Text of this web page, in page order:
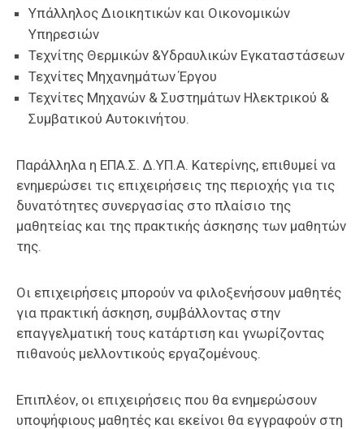
Υπάλληλος Διοικητικών και Οικονομικών
Υπηρεσιών
Τεχνίτης Θερμικών &Υδραυλικών Εγκαταστάσεων
Τεχνίτες Μηχανημάτων Έργου
Τεχνίτες Μηχανών & Συστημάτων Ηλεκτρικού &
Συμβατικού Αυτοκινήτου.
Παράλληλα η ΕΠΑ.Σ. Δ.ΥΠ.Α. Κατερίνης, επιθυμεί να
ενημερώσει τις επιχειρήσεις της περιοχής για τις
δυνατότητες συνεργασίας στο πλαίσιο της
μαθητείας και της πρακτικής άσκησης των μαθητών
της.
Οι επιχειρήσεις μπορούν να φιλοξενήσουν μαθητές
για πρακτική άσκηση, συμβάλλοντας στην
επαγγελματική τους κατάρτιση και γνωρίζοντας
πιθανούς μελλοντικούς εργαζομένους.
Επιπλέον, οι επιχειρήσεις που θα ενημερώσουν
υποψήφιους μαθητές και εκείνοι θα εγγραφούν στη